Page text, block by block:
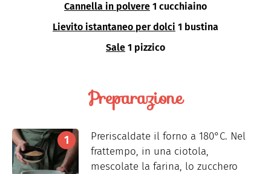
Cannella in polvere 1 cucchiaino
Lievito istantaneo per dolci 1 bustina
Sale 1 pizzico
Preparazione
Preriscaldate il forno a 180°C. Nel
frattempo, in una ciotola,
mescolate la farina, lo zucchero